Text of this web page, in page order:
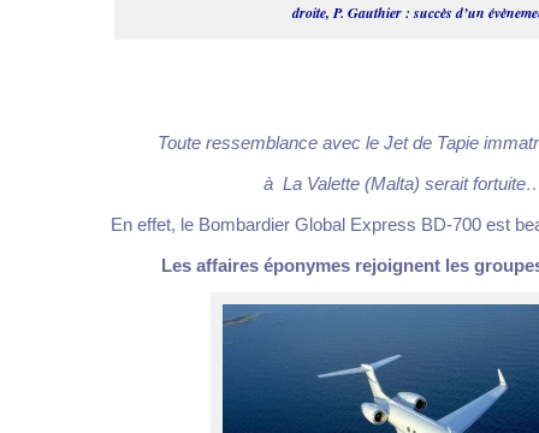
droite, P. Gauthier : succès d’un
Toute ressemblance avec le Jet de Tapie
à La Valette (Malta) serait
En effet, le Bombardier Global Express BD-700 est
Les affaires éponymes rejoignent les